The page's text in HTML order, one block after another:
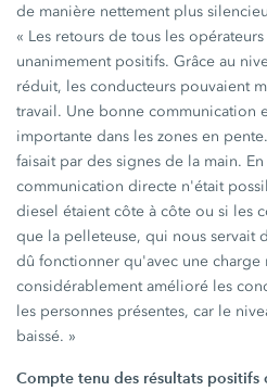
de manière nettement plus
« Les retours de tous les
unanimement positifs. Grâce au
réduit, les conducteurs pouvaient
travail. Une bonne communication
importante dans les zones en
faisait par des signes de la main.
communication directe n'était
diesel étaient côte à côte ou si les
que la pelleteuse, qui nous servait
dû fonctionner qu'avec une charge
considérablement amélioré les
les personnes présentes, car le
baissé. »
Compte tenu des résultats